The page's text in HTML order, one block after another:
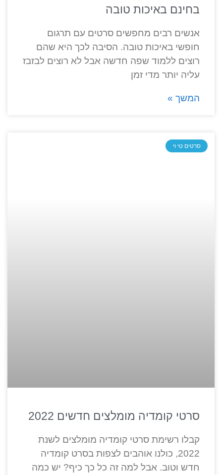
בחינם באיכות טובה
אנשים רבים מחפשים סרטים עם תרגום
חופשי באיכות טובה. הסיבה לכך היא שהם
רוצים ללמוד שפה חדשה אבל לא רוצים לבזבז
עליה יותר מדי זמן
המשך »
סרטים טי וי
סרטי קומדיה מומלצים חדשים 2022
קבלו רשימת סרטי קומדיה מומלצים לשנת
2022, כולנו אוהבים לצפות בסרט קומדיה
חדש וטוב. אבל למה זה כל כך כיף? יש כמה